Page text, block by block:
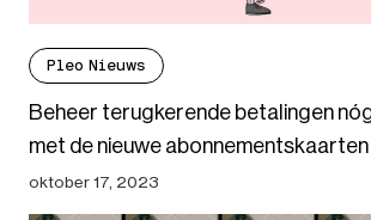
Pleo Nieuws
Beheer terugkerende betalingen
met de nieuwe abonnementskaarten
oktober 17, 2023